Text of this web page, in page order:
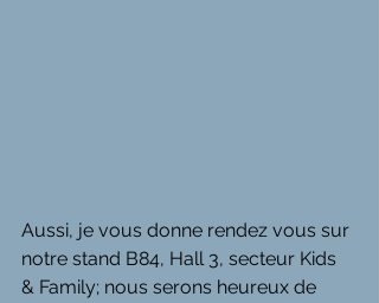
Aussi, je vous donne rendez vous sur
notre stand B84, Hall 3, secteur Kids
& Family; nous serons heureux de